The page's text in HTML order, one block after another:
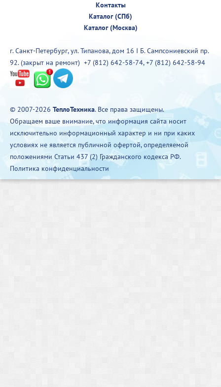
Контакты
Каталог (СПб)
Каталог (Москва)
г. Санкт-Петербург, ул. Типанова, дом 16 I Б. Сампсониевский пр.
92. (закрыт на ремонт) +7 (812) 642-58-74,+7 (812) 642-58-94
© 2007-2026 ТеплоТехника. Все права защищены.
Обращаем ваше внимание, что информация сайта носит
исключительно информационный характер и ни при каких
условиях не является публичной офертой, определяемой
положениями Статьи 437 (2) Гражданского кодекса РФ.
Политика конфиденциальности